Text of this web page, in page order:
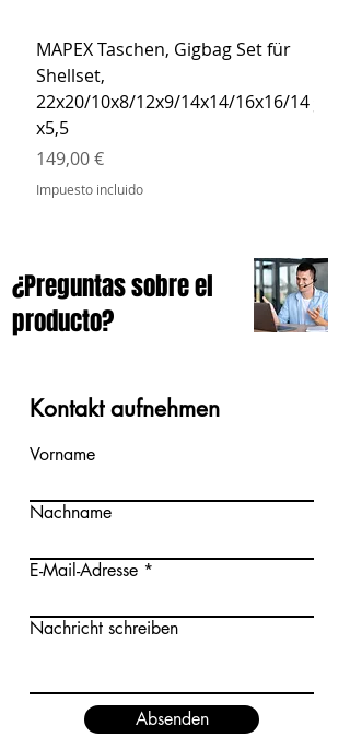
MAPEX Taschen, Gigbag Set für
Shellset,
22x20/10x8/12x9/14x14/16x16/14
x5,5
Precio
149,00 €
Impuesto incluido
¿Preguntas sobre el
producto?
Kontakt aufnehmen
Vorname
Nachname
E-Mail-Adresse
Nachricht schreiben
Absenden